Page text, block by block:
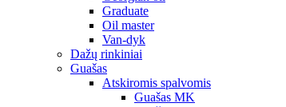
Graduate
Oil master
Van-dyk
Dažų rinkiniai
Guašas
Atskiromis spalvomis
Guašas MK